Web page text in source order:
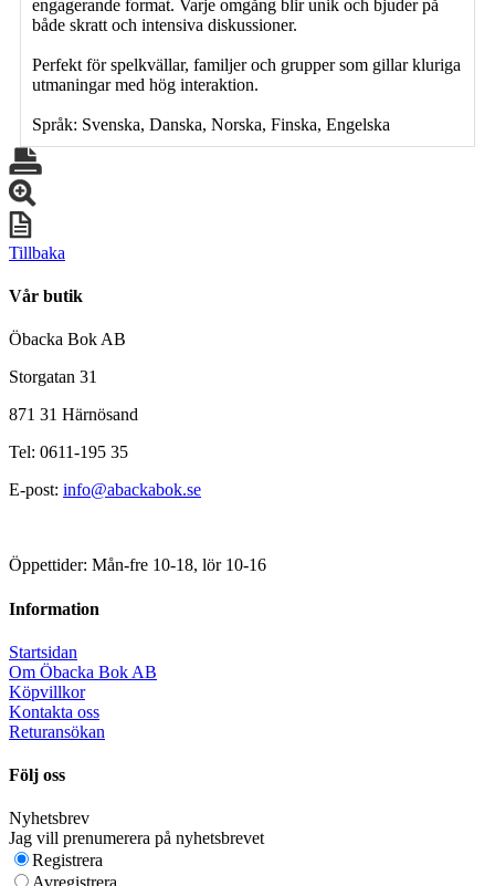
engagerande format. Varje omgång blir unik och bjuder på
både skratt och intensiva diskussioner.
Perfekt för spelkvällar, familjer och grupper som gillar kluriga
utmaningar med hög interaktion.
Språk: Svenska, Danska, Norska, Finska, Engelska
Tillbaka
Vår butik
Öbacka Bok AB
Storgatan 31
871 31 Härnösand
Tel: 0611-195 35
E-post: info@abackabok.se
Öppettider: Mån-fre 10-18, lör 10-16
Information
Startsidan
Om Öbacka Bok AB
Köpvillkor
Kontakta oss
Returansökan
Följ oss
Nyhetsbrev
Jag vill prenumerera på nyhetsbrevet
Registrera